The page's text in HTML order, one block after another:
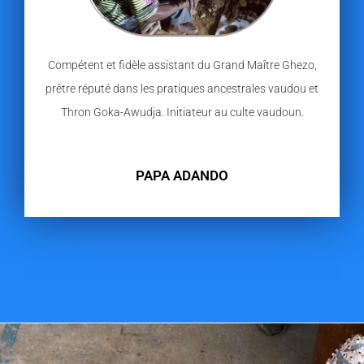
Compétent et fidèle assistant du Grand Maître Ghezo,
prêtre réputé dans les pratiques ancestrales vaudou et
Thron Goka-Awudja. Initiateur au culte vaudoun.
PAPA ADANDO